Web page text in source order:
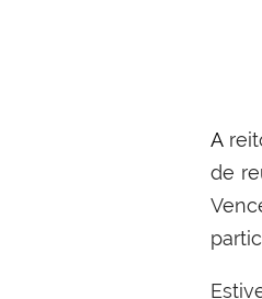
A reitora do Instituto Federal do Ace (Ifac), Rosana Cavalcante dos Santos, participou nesta quinta-feira (06/05),
de